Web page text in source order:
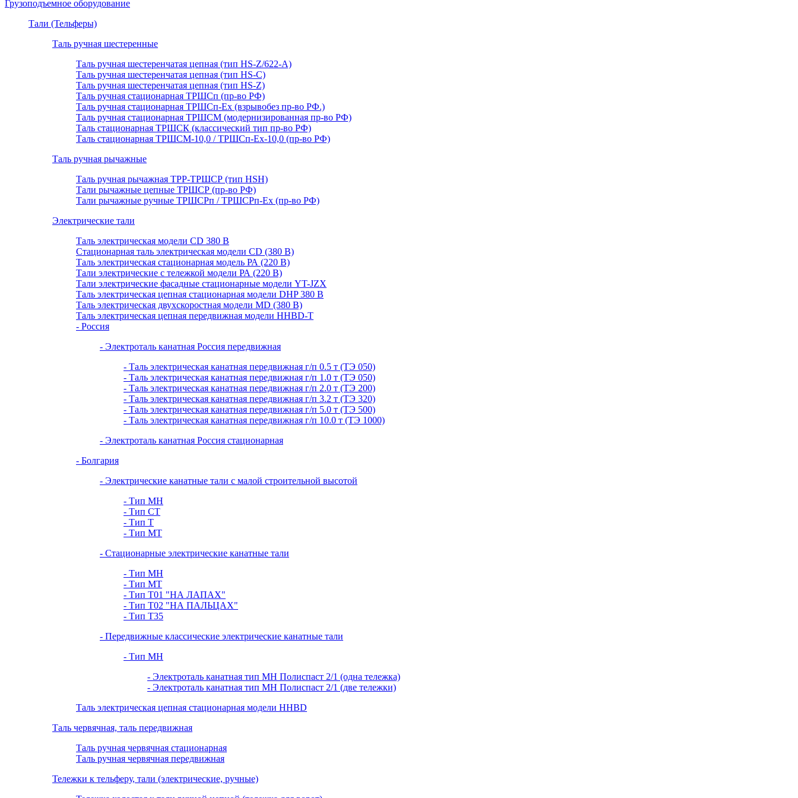
Грузоподъемное оборудование
Тали (Тельферы)
Таль ручная шестеренные
Таль ручная шестеренчатая цепная (тип HS-Z/622-A)
Таль ручная шестеренчатая цепная (тип HS-C)
Таль ручная шестеренчатая цепная (тип HS-Z)
Таль ручная стационарная ТРШСп (пр-во РФ)
Таль ручная стационарная ТРШСп-Ех (взрывобез пр-во РФ.)
Таль ручная стационарная ТРШСМ (модернизированная пр-во РФ)
Таль стационарная ТРШСК (классический тип пр-во РФ)
Таль стационарная ТРШСМ-10,0 / ТРШСп-Ex-10,0 (пр-во РФ)
Таль ручная рычажные
Таль ручная рычажная ТРР-ТРШСР (тип HSH)
Тали рычажные цепные ТРШСР (пр-во РФ)
Тали рычажные ручные ТРШСРп / ТРШСРп-Ех (пр-во РФ)
Электрические тали
Таль электрическая модели CD 380 В
Стационарная таль электрическая модели CD (380 В)
Таль электрическая стационарная модель РА (220 В)
Тали электрические с тележкой модели РА (220 В)
Тали электрические фасадные стационарные модели YT-JZX
Таль электрическая цепная стационарная модели DHP 380 В
Таль электрическая двухскоростная модели MD (380 В)
Таль электрическая цепная передвижная модели HHBD-T
- Россия
- Электроталь канатная Россия передвижная
- Таль электрическая канатная передвижная г/п 0.5 т (ТЭ 050)
- Таль электрическая канатная передвижная г/п 1.0 т (ТЭ 050)
- Таль электрическая канатная передвижная г/п 2.0 т (ТЭ 200)
- Таль электрическая канатная передвижная г/п 3.2 т (ТЭ 320)
- Таль электрическая канатная передвижная г/п 5.0 т (ТЭ 500)
- Таль электрическая канатная передвижная г/п 10.0 т (ТЭ 1000)
- Электроталь канатная Россия стационарная
- Болгария
- Электрические канатные тали с малой строительной высотой
- Тип МН
- Тип СТ
- Тип Т
- Тип МТ
- Стационарные электрические канатные тали
- Тип МН
- Тип МТ
- Тип Т01 "НА ЛАПАХ"
- Тип Т02 "НА ПАЛЬЦАХ"
- Тип Т35
- Передвижные классические электрические канатные тали
- Тип МН
- Электроталь канатная тип МН Полиспаст 2/1 (одна тележка)
- Электроталь канатная тип МН Полиспаст 2/1 (две тележки)
Таль электрическая цепная стационарная модели HHBD
Таль червячная, таль передвижная
Таль ручная червячная стационарная
Таль ручная червячная передвижная
Тележки к тельферу, тали (электрические, ручные)